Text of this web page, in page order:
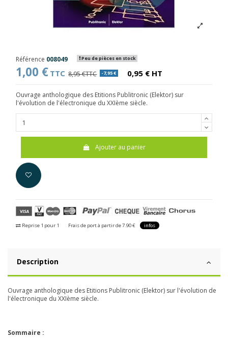
Référence 008049 Peu de pièces en stock
1,00 € TTC 8,95 €TTC -7,95 € 0,95 € HT
Ouvrage anthologique des Etitions Publitronic (Elektor) sur
l'évolution de l'électronique du XXIème siècle.
Ajouter au panier
Reprise 1 pour 1 Frais de port à partir de 7.90 € infos
Description
Ouvrage anthologique des Etitions Publitronic (Elektor) sur l'évolution de
l'électronique du XXIème siècle.
Sommaire :